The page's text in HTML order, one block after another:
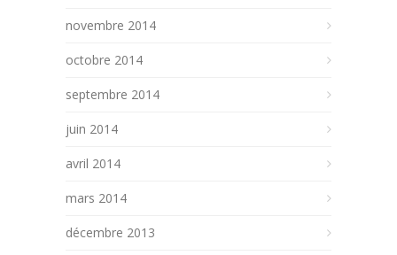
novembre 2014
octobre 2014
septembre 2014
juin 2014
avril 2014
mars 2014
décembre 2013